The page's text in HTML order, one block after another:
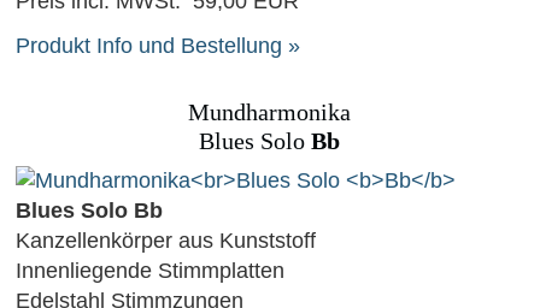
Produkt Info und Bestellung »
Mundharmonika
Blues SoloBb
Blues Solo Bb
Kanzellenkörper aus Kunststoff
Innenliegende Stimmplatten
Edelstahl Stimmzungen